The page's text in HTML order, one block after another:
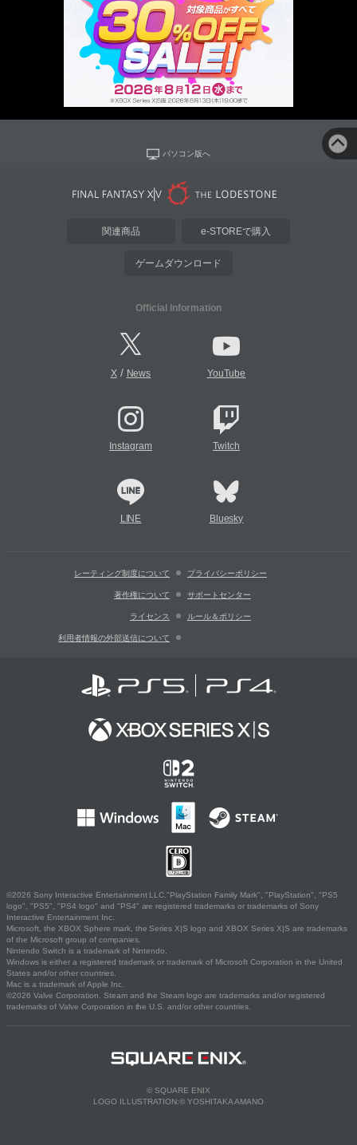
パソコン版へ
関連商品 e-STOREで購入
ゲームダウンロード
Official Information
X/ News YouTube
Instagram Twitch
LINE Bluesky
レーティング制度について プライバシーポリシー
著作権について サポートセンター
ライセンス ルール＆ポリシー
利用者情報の外部送信について
©2026 Sony Interactive Entertainment LLC."PlayStation Family Mark", "PlayStation", "PS5
logo", "PS5", "PS4 logo" and "PS4" are registered trademarks or trademarks of Sony
Interactive Entertainment Inc.
Microsoft, the XBOX Sphere mark, the Series X|S logo and XBOX Series X|S are trademarks
of the Microsoft group of companies.
Nintendo Switch is a trademark of Nintendo.
Windows is either a registered trademark or trademark of Microsoft Corporation in the United
States and/or other countries.
Mac is a trademark of Apple Inc.
©2026 Valve Corporation. Steam and the Steam logo are trademarks and/or registered
trademarks of Valve Corporation in the U.S. and/or other countries.
© SQUARE ENIX
LOGO ILLUSTRATION:© YOSHITAKA AMANO